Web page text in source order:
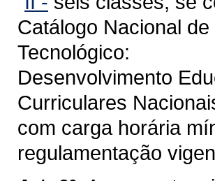
Catálogo Nacional
Tecnológico:
Desenvolvimento
Curriculares
com carga horária
regulamentação